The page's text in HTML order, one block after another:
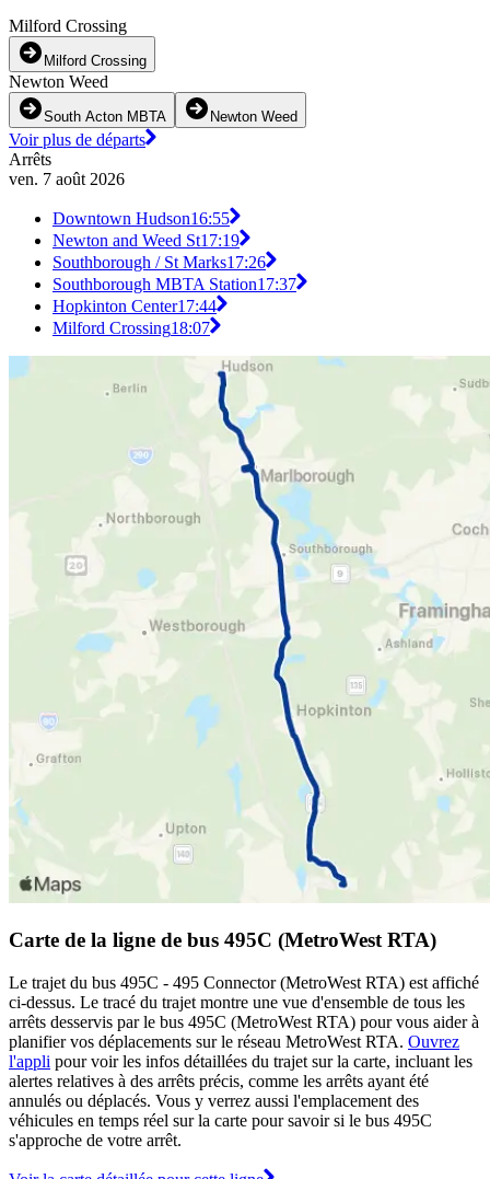
Milford Crossing
Milford Crossing
Newton Weed
South Acton MBTA Newton Weed
Voir plus de départs
Arrêts
ven. 7 août 2026
Downtown Hudson16:55
Newton and Weed St17:19
Southborough / St Marks17:26
Southborough MBTA Station17:37
Hopkinton Center17:44
Milford Crossing18:07
Carte de la ligne de bus 495C (MetroWest RTA)
Le trajet du bus 495C - 495 Connector (MetroWest RTA) est affiché
ci-dessus. Le tracé du trajet montre une vue d'ensemble de tous les
arrêts desservis par le bus 495C (MetroWest RTA) pour vous aider à
planifier vos déplacements sur le réseau MetroWest RTA. Ouvrez
l'appli pour voir les infos détaillées du trajet sur la carte, incluant les
alertes relatives à des arrêts précis, comme les arrêts ayant été
annulés ou déplacés. Vous y verrez aussi l'emplacement des
véhicules en temps réel sur la carte pour savoir si le bus 495C
s'approche de votre arrêt.